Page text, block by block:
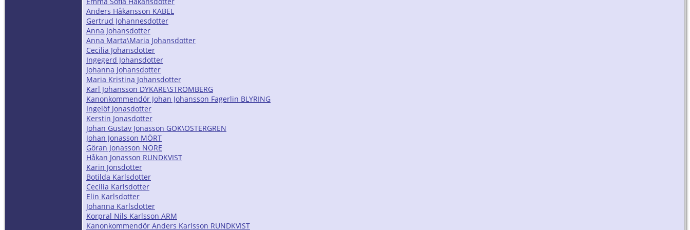
Anders Håkansson KABEL
Gertrud Johannesdotter
Anna Johansdotter
Anna Marta\Maria Johansdotter
Cecilia Johansdotter
Ingegerd Johansdotter
Johanna Johansdotter
Maria Kristina Johansdotter
Karl Johansson DYKARE\STRÖMBERG
Kanonkommendör Johan Johansson Fagerlin BLYRING
Ingelöf Jonasdotter
Kerstin Jonasdotter
Johan Gustav Jonasson GÖK\ÖSTERGREN
Johan Jonasson MÖRT
Göran Jonasson NORE
Håkan Jonasson RUNDKVIST
Karin Jönsdotter
Botilda Karlsdotter
Cecilia Karlsdotter
Elin Karlsdotter
Johanna Karlsdotter
Korpral Nils Karlsson ARM
Kanonkommendör Anders Karlsson RUNDKVIST